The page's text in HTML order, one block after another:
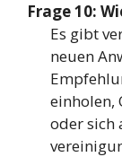
Frage 10:
Es gibt
neuen
einholen,
oder sich